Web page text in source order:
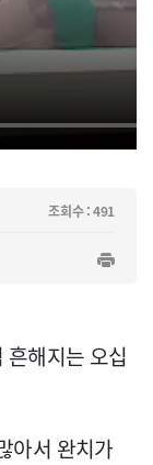
조회수 : 491
해지는 오십
아서 완치가